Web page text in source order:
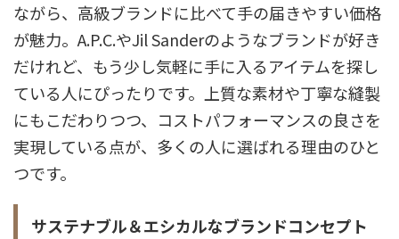
ながら、高級ブランドに比べて手の届きやすい価格
が魅力。A.P.C.やJil Sanderのようなブランドが好き
だけれど、もう少し気軽に手に入るアイテムを探し
ている人にぴったりです。上質な素材や丁寧な縫製
にもこだわりつつ、コストパフォーマンスの良さを
実現している点が、多くの人に選ばれる理由のひと
つです。
サステナブル＆エシカルなブランドコンセプト